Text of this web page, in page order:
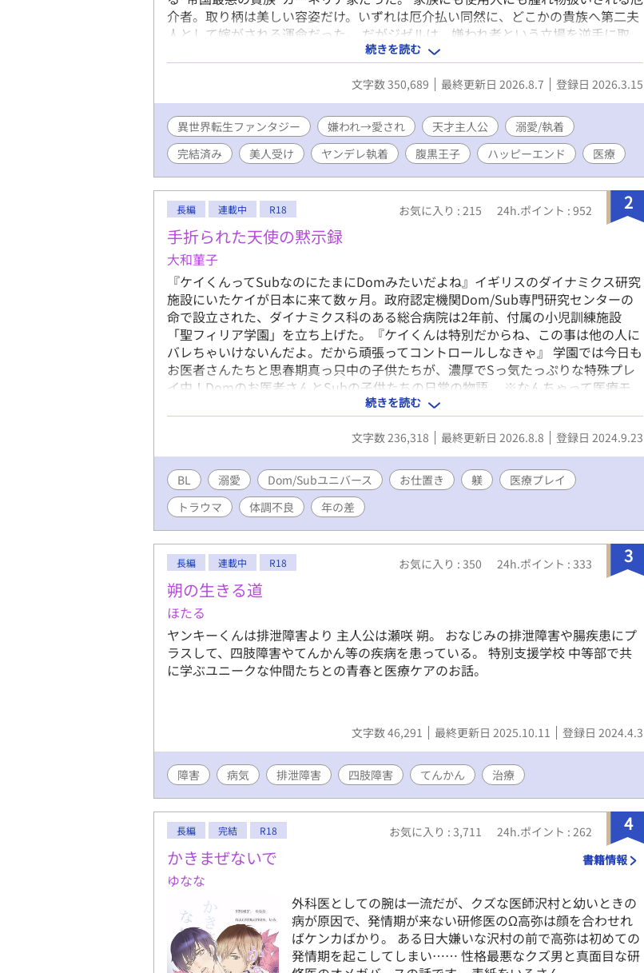
介者。取り柄は美しい容姿だけ。いずれは厄介払い同然に、どこかの貴族へ第二夫
人として嫁がされる運命だった。 だがジゼルは、嫌われ者という立場を逆手に取
り、自室へ引きこもって治癒魔法研究を始める。その画期的な研究成果は、やがて
帝国中を巻き込み、多くの人々の運命を変えていく。 そしてなぜか、彼へ異常な執
着を向ける男たちまで現れ始めて……？ 「君が十八歳になったら、すぐに結婚しよ
う」 「お前は生涯、兄の隣で過ごしなさい」 「君が自由でいられるなら、僕はど
うなってもいい」 ジゼルを手に入れようと奔走する男達、教会の陰謀、謎の感染
症。前世の医学知識と治癒魔法を武器に、ジゼルは帝国の医療と己の運命を変えて
いく。 【第二部】 帝国の常識を覆す事件を解決し、第一皇子カイラスとの婚約も
決まったジゼル。カーネリア家の名誉も回復し、ようやく平穏な日々が訪れる――
はずだった。 「忙しい！ とにかく時間がない！！」 診療所、アカデミー、医療
改革、研究、そして皇太子妃教育。カイラスとの甘い婚約生活どころか、ゆっくり
会う時間すらない。側妃の座を狙う貴族たちの思惑や新聞社の誹謗中傷にも振り回
され、慌ただしい毎日を送っていた。 「すごーい、お仕事熱心なんですね。僕だっ
たらカイラス様より優先することなんてないけどな」 そんななか、「聖女の生まれ
変わり」を名乗る美しい少年ルカ・アステルが現れ、カイラスへ異常な執着を見せ
始める。 そして海の向こうでは、一つの事件が静かに動き始めていた。 「これで
お前は何者でもない。窮屈な立場など捨てて俺の番になれ」 医療、政治、恋愛、そ
して海を舞台にした新たな冒険。研究一筋の元小児科医は、大切な人を守るため、
再び帝国を揺るがす運命へ飛び込んでいく。
続きを読む
文字数 350,689 最終更新日 2026.8.7 登録日 2026.3.15
異世界転生ファンタジー 嫌われ→愛され 天才主人公
溺愛/執着
完結済み
美人受け ヤンデレ執着 腹黒王子 ハッピーエンド 医療
2
長編 連載中 R18 お気に入り : 215 24h.ポイント : 952
手折られた天使の黙示録
大和菫子
『ケイくんってSubなのにたまにDomみたいだよね』イギリスのダイナミクス研究
施設にいたケイが日本に来て数ヶ月。政府認定機関Dom/Sub専門研究センターの
命で設立された、ダイナミクス科のある総合病院は2年前、付属の小児訓練施設
「聖フィリア学園」を立ち上げた。『ケイくんは特別だからね、この事は他の人に
バレちゃいけないんだよ。だから頑張ってコントロールしなきゃ』 学園では今日も
お医者さんたちと思春期真っ只中の子供たちが、濃厚でSっ気たっぷりな特殊プレ
イ中！Domのお医者さんとSubの子供たちの日常の物語。 ※なんちゃって医療モ
ノ。トラウマ表現あり。 Dom/Subユニバースにオリジナル設定あり。
続きを読む
文字数 236,318 最終更新日 2026.8.8 登録日 2024.9.23
BL 溺愛 Dom/Subユニバース お仕置き 躾
医療プレイ
トラウマ
体調不良 年の差
3
長編 連載中 R18 お気に入り : 350 24h.ポイント : 333
朔の生きる道
ほたる
ヤンキーくんは排泄障害より 主人公は瀬咲 朔。 おなじみの排泄障害や腸疾患にプ
ラスして、四肢障害やてんかん等の疾病を患っている。 特別支援学校 中等部で共
に学ぶユニークな仲間たちとの青春と医療ケアのお話。
文字数 46,291 最終更新日 2025.10.11 登録日 2024.4.3
障害 病気 排泄障害 四肢障害 てんかん 治療
4
長編 完結 R18 お気に入り : 3,711 24h.ポイント : 262
かきまぜないで
ゆなな
書籍情報
外科医としての腕は一流だが、クズな医師沢村と幼いときの
病が原因で、発情期が来ない研修医のΩ高弥は顔を合わせれ
ばケンカばかり。 ある日大嫌いな沢村の前で高弥は初めての
発情期を起こしてしまい…… 性格最悪なクズ男と真面目な研